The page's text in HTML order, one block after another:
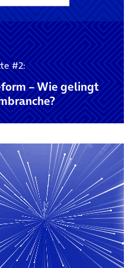
#2:
– Wie gelingt